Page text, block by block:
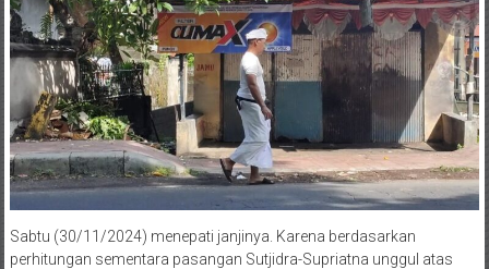
Sabtu (30/11/2024) menepati janjinya. Karena berdasarkan
perhitungan sementara pasangan Sutjidra-Supriatna unggul atas